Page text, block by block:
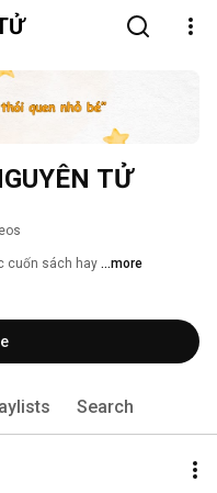
TỬ
cuốn sách hay ...more
Search